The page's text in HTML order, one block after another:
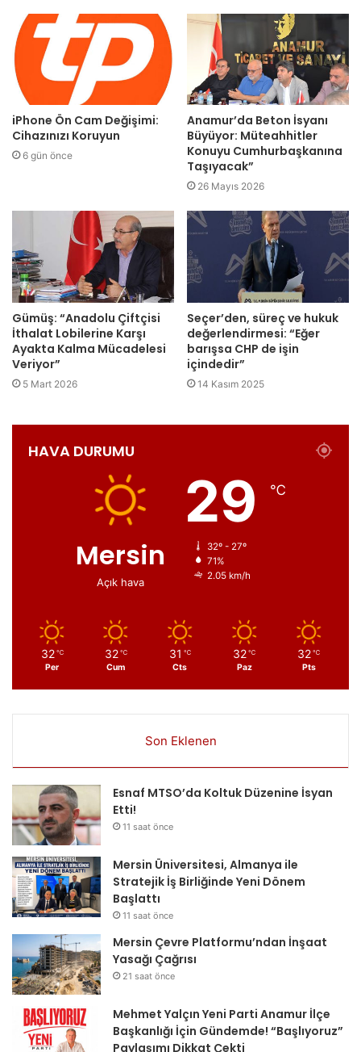
iPhone Ön Cam Değişimi:
Cihazınızı Koruyun
6 gün önce
Anamur’da Beton İsyanı
Büyüyor: Müteahhitler
Konuyu Cumhurbaşkanına
Taşıyacak”
26 Mayıs 2026
Gümüş: “Anadolu Çiftçisi
İthalat Lobilerine Karşı
Ayakta Kalma Mücadelesi
Veriyor”
5 Mart 2026
Seçer’den, süreç ve hukuk
değerlendirmesi: “Eğer
barışsa CHP de işin
içindedir”
14 Kasım 2025
HAVA DURUMU
Mersin
Açık hava
29 ℃
32º - 27º
71%
2.05 km/h
32 ℃
Per
32 ℃
Cum
31 ℃
Cts
32 ℃
Paz
32 ℃
Pts
Son Eklenen
Esnaf MTSO’da Koltuk Düzenine İsyan
Etti!
11 saat önce
Mersin Üniversitesi, Almanya ile
Stratejik İş Birliğinde Yeni Dönem
Başlattı
11 saat önce
Mersin Çevre Platformu’ndan İnşaat
Yasağı Çağrısı
21 saat önce
Mehmet Yalçın Yeni Parti Anamur İlçe
Başkanlığı İçin Gündemde! “Başlıyoruz”
Paylaşımı Dikkat Çekti